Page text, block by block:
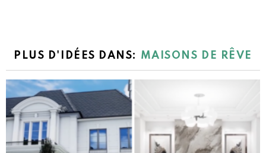
PLUS D'IDÉES DANS: MAISONS DE RÊVE